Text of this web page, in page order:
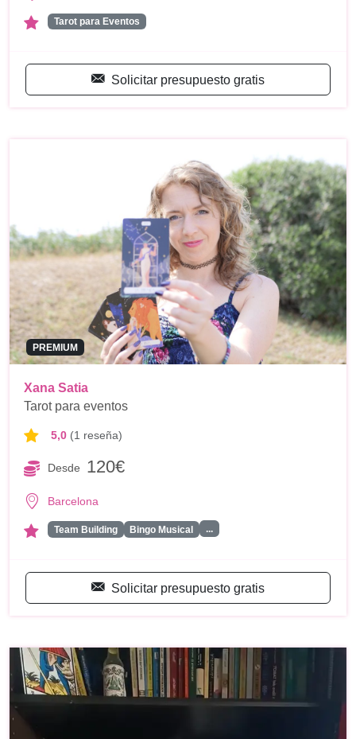
Tarot para Eventos
Solicitar presupuesto gratis
PREMIUM
Xana Satia
Tarot para eventos
5,0 (1 reseña)
Desde 120€
Barcelona
Team Building Bingo Musical ...
Solicitar presupuesto gratis